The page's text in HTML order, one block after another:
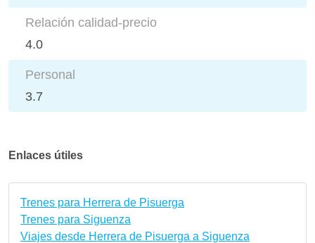
Relación calidad-precio
4.0
Personal
3.7
Enlaces útiles
Trenes para Herrera de Pisuerga
Trenes para Siguenza
Viajes desde Herrera de Pisuerga a Siguenza